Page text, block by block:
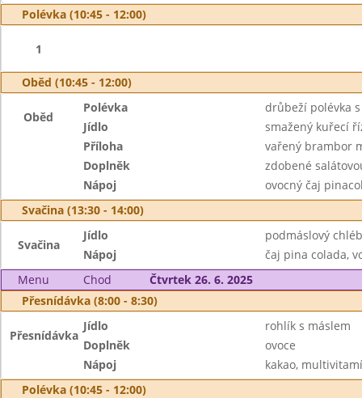
Polévka (10:45 - 12:00)
1
Oběd (10:45 - 12:00)
Oběd
Polévka
drůbeží polévka
Jídlo
smažený kuřecí
Příloha
vařený brambor
Doplněk
zdobené
Nápoj
ovocný čaj
Svačina (13:30 - 14:00)
Svačina
Jídlo
podmáslový
Nápoj
čaj pina colada,
Menu
Chod
Čtvrtek 26. 6. 2025
Přesnídávka (8:00 - 8:30)
Přesnídávka
Jídlo
rohlík s máslem
Doplněk
ovoce
Nápoj
kakao,
Polévka (10:45 - 12:00)